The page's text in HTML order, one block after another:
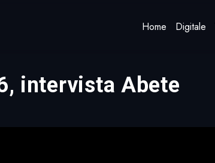
Home Digitale
intervista Abete